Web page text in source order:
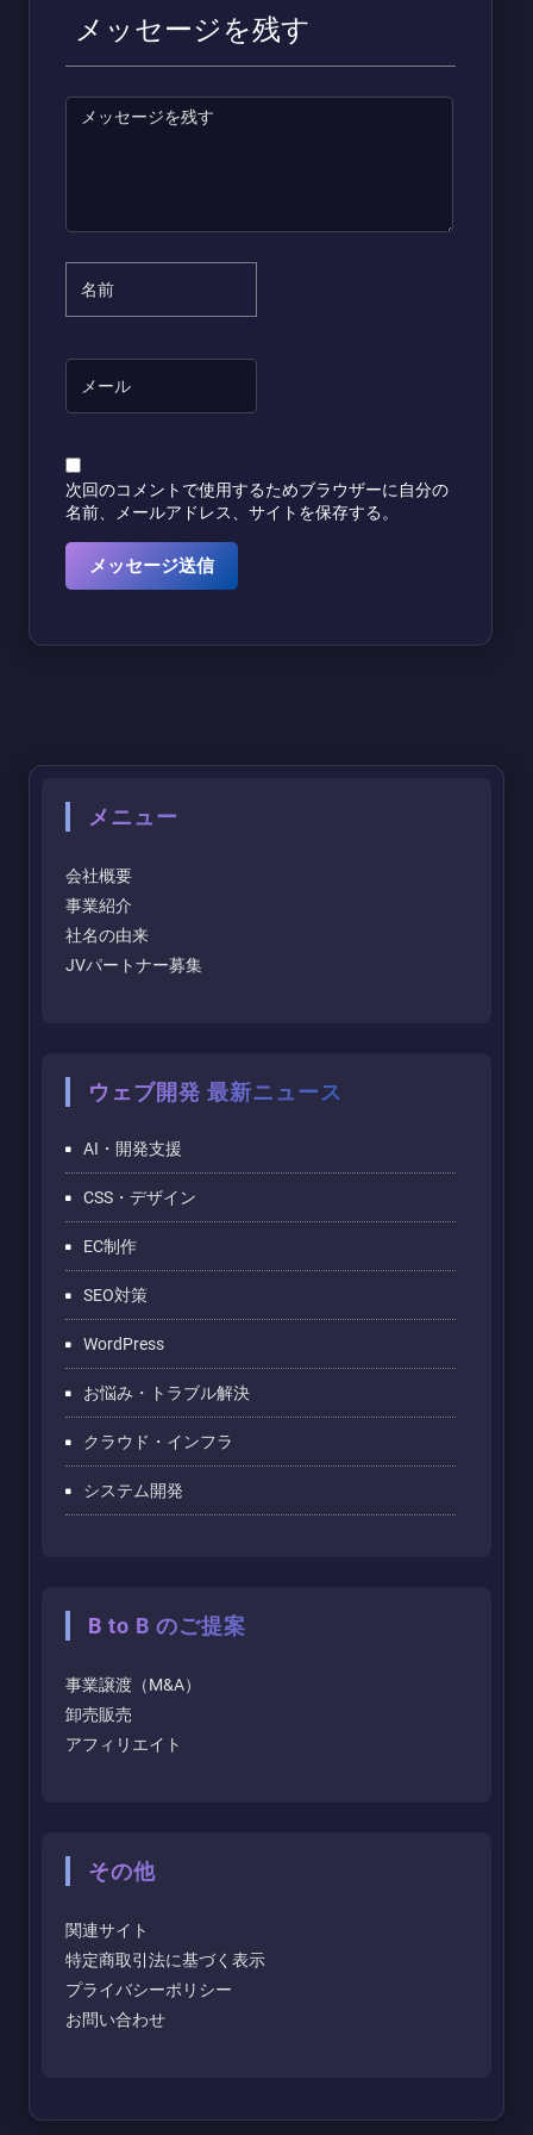
メッセージを残す
次回のコメントで使用するためブラウザーに自分の
名前、メールアドレス、サイトを保存する。
メニュー
会社概要
事業紹介
社名の由来
JVパートナー募集
ウェブ開発 最新ニュース
AI・開発支援
CSS・デザイン
EC制作
SEO対策
WordPress
お悩み・トラブル解決
クラウド・インフラ
システム開発
B to B のご提案
事業譲渡（M&A）
卸売販売
アフィリエイト
その他
関連サイト
特定商取引法に基づく表示
プライバシーポリシー
お問い合わせ